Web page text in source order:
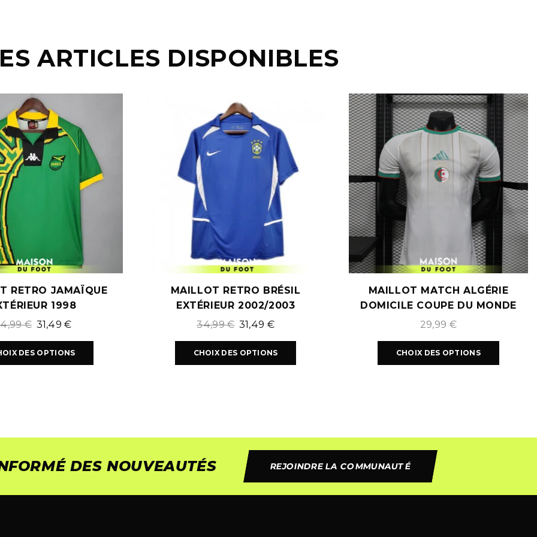
ARTICLES DISPONIBLES
RETRO JAMAÏQUE
1998
€ 31,49€
DES OPTIONS
MAILLOT RETRO BRÉSIL
EXTÉRIEUR 2002/2003
34,99€ 31,49 €
CHOIX DES OPTIONS
MAILLOT MATCH ALGÉRIE
DOMICILE COUPE DU MONDE
2026
29,99 €
CHOIX DES OPTIONS
DES NOUVEAUTÉS REJOINDRE LA COMMUNAUTÉ